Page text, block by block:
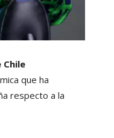
que ha
respecto a la